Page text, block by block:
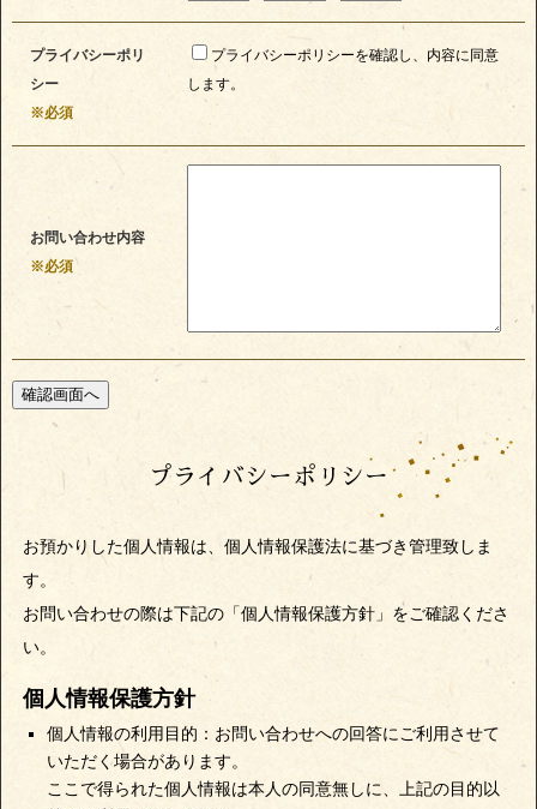
プライバシーポリ
シー
※必須
プライバシーポリシーを確認し、内容に同意
します。
お問い合わせ内容
※必須
プライバシーポリシー
お預かりした個人情報は、個人情報保護法に基づき管理致しま
す。
お問い合わせの際は下記の「個人情報保護方針」をご確認くださ
い。
個人情報保護方針
個人情報の利用目的：お問い合わせへの回答にご利用させて
いただく場合があります。
ここで得られた個人情報は本人の同意無しに、上記の目的以